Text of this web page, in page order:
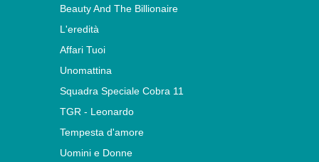
Beauty And The Billionaire
L'eredità
Affari Tuoi
Unomattina
Squadra Speciale Cobra 11
TGR - Leonardo
Tempesta d'amore
Uomini e Donne